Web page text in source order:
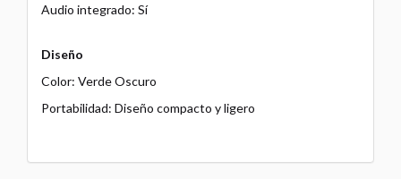
Audio integrado: Sí
Diseño
Color: Verde Oscuro
Portabilidad: Diseño compacto y ligero